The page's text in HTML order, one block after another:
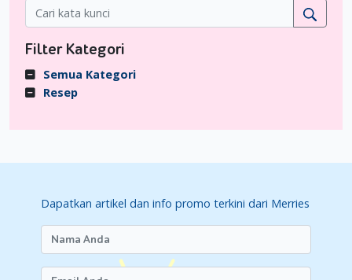
Filter Kategori
Semua Kategori
Resep
Dapatkan artikel dan info promo terkini dari Merries